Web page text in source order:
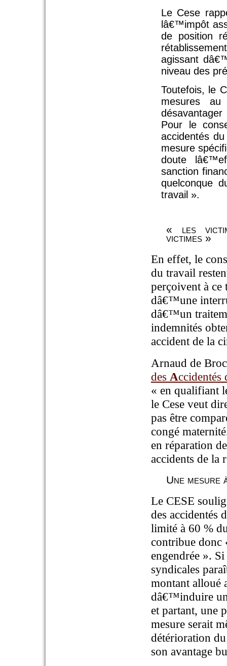
Le Cese
lâ€™impôt
de position
agissant
niveau des
Toutefois, le
mesures
Pour le
accidentés
mesure
doute
sanction
quelconque
travail ».
« les
victimes »
En effet, le
du travail
perçoivent à ce
dâ€™une
dâ€™un
indemnités
accident de la
Arnaud de
des Accidentés
« en qualifiant
le Cese veut
pas être
congé
en réparation
accidents de la
Une
Le CESE
des accidentés
limité à 60 %
contribue donc
engendrée ».
syndicales
montant alloué
dâ€™induire un
et partant, une
mesure serait
détérioration
son avantage